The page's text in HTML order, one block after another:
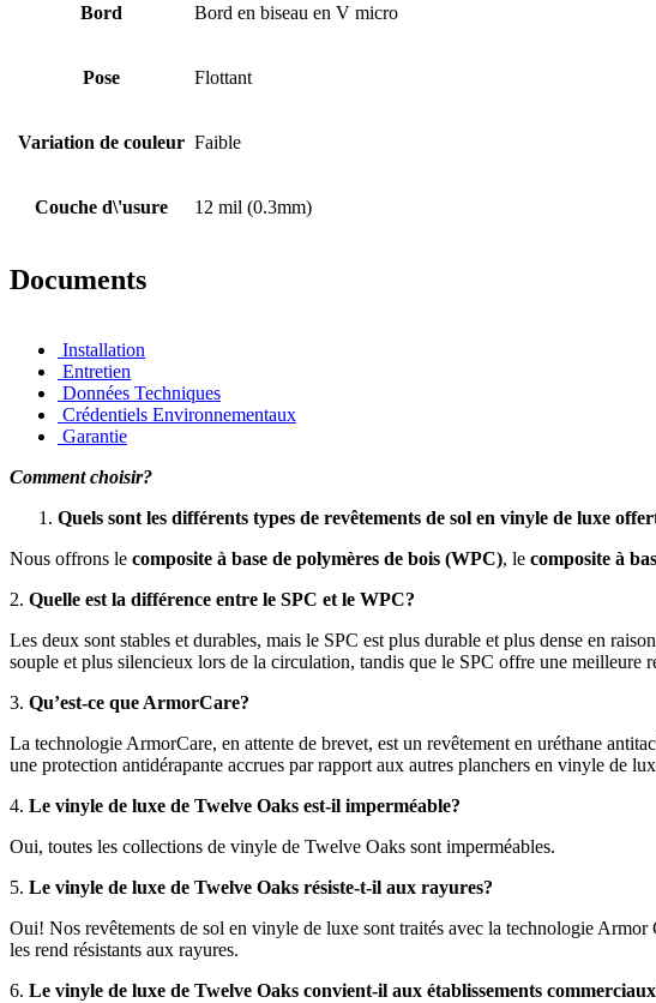
Bord Bord en biseau en V micro
Pose Flottant
Variation de couleur Faible
Couche d\'usure 12 mil (0.3mm)
Documents
Installation
Entretien
Données Techniques
Crédentiels Environnementaux
Garantie
Comment choisir?
Quels sont les différents types de revêtements de sol en vinyle de luxe
Nous offrons le composite à base de polymères de bois (WPC), le composite à
2. Quelle est la différence entre le SPC et le WPC?
Les deux sont stables et durables, mais le SPC est plus durable et plus dense en
souple et plus silencieux lors de la circulation, tandis que le SPC offre une meilleure
3. Qu’est-ce que ArmorCare?
La technologie ArmorCare, en attente de brevet, est un revêtement en uréthane
une protection antidérapante accrues par rapport aux autres planchers en vinyle de
4. Le vinyle de luxe de Twelve Oaks est-il imperméable?
Oui, toutes les collections de vinyle de Twelve Oaks sont imperméables.
5. Le vinyle de luxe de Twelve Oaks résiste-t-il aux rayures?
Oui! Nos revêtements de sol en vinyle de luxe sont traités avec la technologie
les rend résistants aux rayures.
6. Le vinyle de luxe de Twelve Oaks convient-il aux établissements